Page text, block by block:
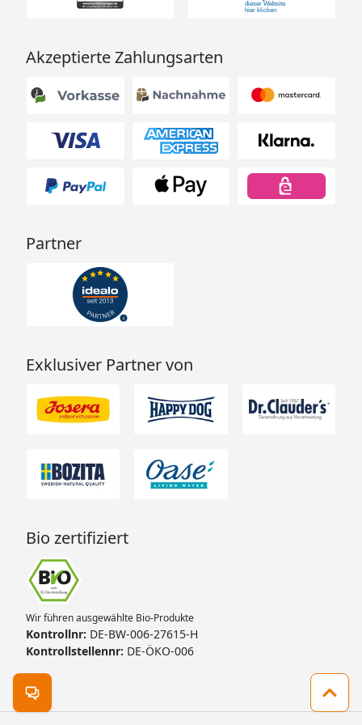
Akzeptierte Zahlungsarten
Partner
Exklusiver Partner von
Bio zertifiziert
Wir führen ausgewählte Bio-Produkte
Kontrollnr: DE-BW-006-27615-H
Kontrollstellennr: DE-ÖKO-006
Kontakt öffnen